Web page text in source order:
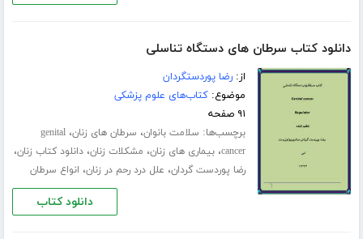
دانلود کتاب سرطان های دستگاه تناسلی
از:رضا پوردستگردان
موضوع:کتاب‌های علوم پزشکی
۹۱ صفحه
برچسب‌ها: سلامت بانوان، سرطان های زنان،genital
cancer،بیماری های زنان، مشکلات زنان،دانلود کتاب زنان،
رضا پوردست گردان، علل درد رحم در زنان، انواع سرطان
دانلود کتاب